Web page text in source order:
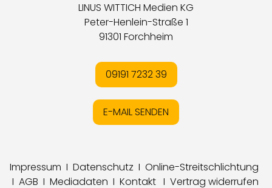
LINUS WITTICH Medien KG
Peter-Henlein-Straße 1
91301 Forchheim
09191 7232 39
E-MAIL SENDEN
Impressum I Datenschutz I Online-Streitschlichtung
I AGB I Mediadaten I Kontakt I Vertrag widerrufen